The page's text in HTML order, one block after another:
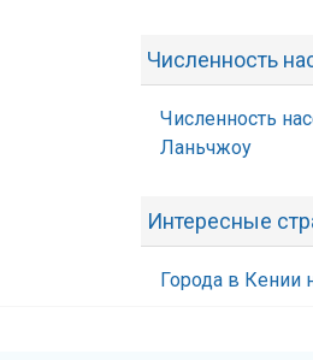
Численность
Численность
Ланьчжоу
Интересные
Города в Кении